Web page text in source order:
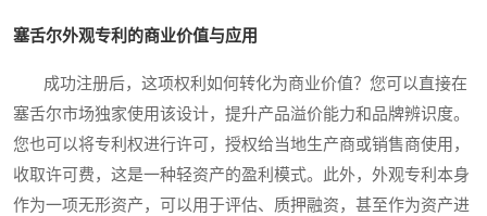
塞舌尔外观专利的商业价值与应用
成功注册后，这项权利如何转化为商业价值？您可以直接在
塞舌尔市场独家使用该设计，提升产品溢价能力和品牌辨识度。
您也可以将专利权进行许可，授权给当地生产商或销售商使用，
收取许可费，这是一种轻资产的盈利模式。此外，外观专利本身
作为一项无形资产，可以用于评估、质押融资，甚至作为资产进